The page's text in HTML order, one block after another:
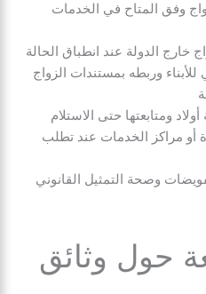
وفق المتاح في الخدمات
خارج الدولة عند انطباق الحالة
وربطه بمستندات الزواج
ومتابعتها حتى الاستلام
أو مراكز الخدمات عند تطلب
وصحة التمثيل القانوني
حول وثائق